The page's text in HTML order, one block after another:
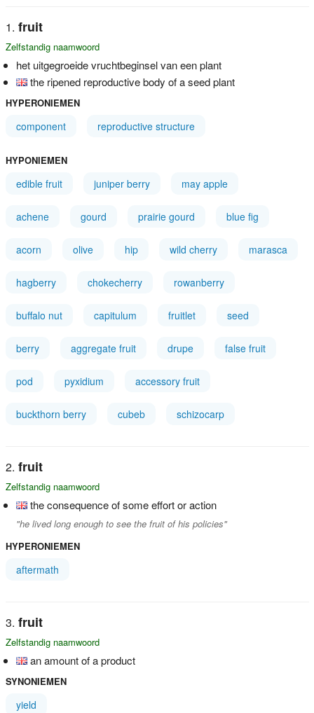
fruit
Zelfstandig naamwoord
het uitgegroeide vruchtbeginsel van een plant
the ripened reproductive body of a seed plant
HYPERONIEMEN
component reproductive structure
HYPONIEMEN
edible fruit juniper berry may apple
achene gourd prairie gourd blue fig
acorn olive hip wild cherry marasca
hagberry chokecherry rowanberry
buffalo nut capitulum fruitlet seed
berry aggregate fruit drupe false fruit
pod pyxidium accessory fruit
buckthorn berry cubeb schizocarp
fruit
Zelfstandig naamwoord
the consequence of some effort or action
"he lived long enough to see the fruit of his policies"
HYPERONIEMEN
aftermath
fruit
Zelfstandig naamwoord
an amount of a product
SYNONIEMEN
yield